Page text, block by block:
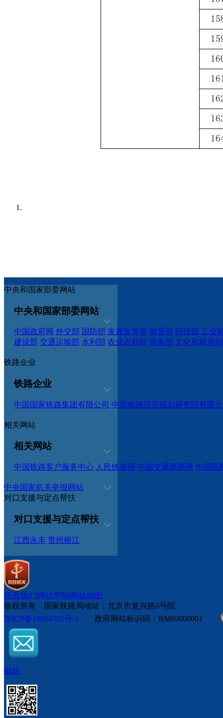
中央和国家部委网站
中央和国家部委网站
中国政府网 外交部 国防部 发展改革委 教育部 科技部 工业
建设部 交通运输部 水利部 农业农村部 商务部 文化和旅游部
铁路企业
铁路企业
中国国家铁路集团有限公司 中国铁路经济规划研究院有限
相关网站
相关网站
中国铁路客户服务中心 人民铁道网 中国交通新闻网 中国民
中央国家机关举报网站
对口支援与定点帮扶
对口支援与定点帮扶
江西永丰 贵州榕江
联系我们|网站声明|网站地图
版权所有：国家铁路局地址：北京市复兴路6号院
京ICP备19004382号-1
政府网站标识码：BM69000001
邮箱